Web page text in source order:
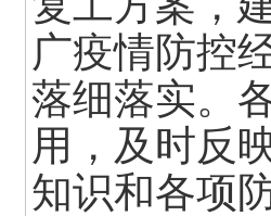
广疫情防控
落细落实。
用，及时反
知识和各项